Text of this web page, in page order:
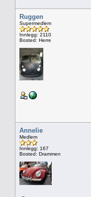
Ruggen
Supermedlem
Innlegg: 2110
Bosted: Herre
Annelie
Medlem
Innlegg: 167
Bosted: Drammen